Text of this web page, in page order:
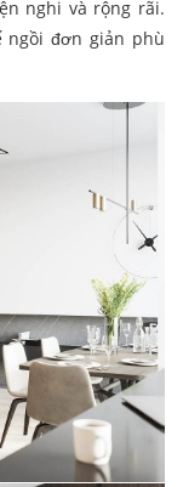
nghi và rộng rãi.
ngồi đơn giản phù